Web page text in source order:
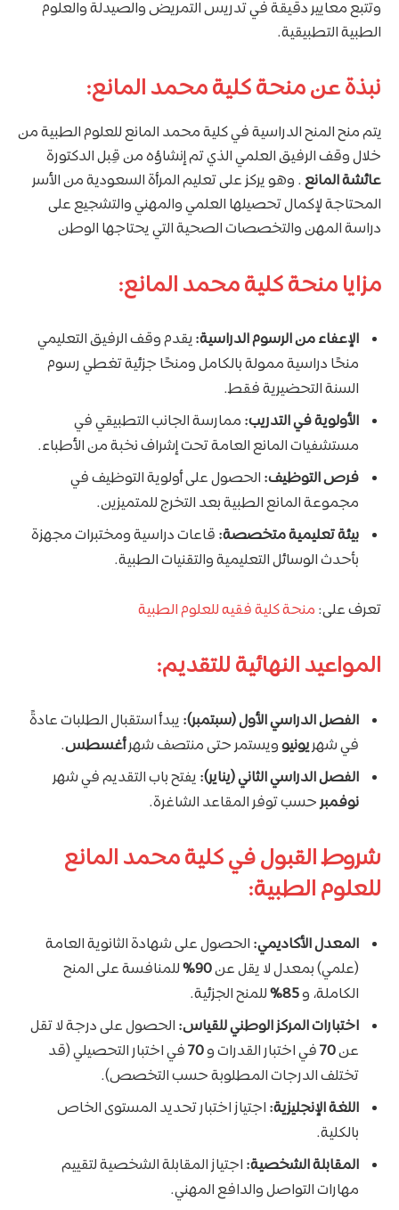
وتتبع معايير دقيقة في تدريس التمريض والصيدلة والعلوم
الطبية التطبيقية.
نبذة عن منحة كلية محمد المانع:
يتم منح المنح الدراسية في كلية محمد المانع للعلوم الطبية من
خلال وقف الرفيق العلمي الذي تم إنشاؤه من قِبل الدكتورة
عائشة المانع. وهو يركز على تعليم المرأة السعودية من الأسر
المحتاجة لإكمال تحصيلها العلمي والمهني والتشجيع على
دراسة المهن والتخصصات الصحية التي يحتاجها الوطن
مزايا منحة كلية محمد المانع:
الإعفاء من الرسوم الدراسية:يقدم وقف الرفيق التعليمي
منحًا دراسية ممولة بالكامل ومنحًا جزئية تغطي رسوم
السنة التحضيرية فقط.
الأولوية في التدريب: ممارسة الجانب التطبيقي في
مستشفيات المانع العامة تحت إشراف نخبة من الأطباء.
فرص التوظيف: الحصول على أولوية التوظيف في
مجموعة المانع الطبية بعد التخرج للمتميزين.
بيئة تعليمية متخصصة: قاعات دراسية ومختبرات مجهزة
بأحدث الوسائل التعليمية والتقنيات الطبية.
تعرف على: منحة كلية فقيه للعلوم الطبية
المواعيد النهائية للتقديم:
الفصل الدراسي الأول (سبتمبر): يبدأ استقبال الطلبات عادةً
في شهريونيوويستمر حتى منتصف شهرأغسطس.
الفصل الدراسي الثاني (يناير): يفتح باب التقديم في شهر
نوفمبرحسب توفر المقاعد الشاغرة.
شروط القبول في كلية محمد المانع
للعلوم الطبية:
المعدل الأكاديمي: الحصول على شهادة الثانوية العامة
(علمي) بمعدل لا يقل عن90%
للمنافسة على المنح
الكاملة، و85%
للمنح الجزئية.
اختبارات المركز الوطني للقياس: الحصول على درجة لا تقل
عن70في اختبار القدرات و70في اختبار التحصيلي (قد
تختلف الدرجات المطلوبة حسب التخصص).
اللغة الإنجليزية: اجتياز اختبار تحديد المستوى الخاص
بالكلية.
المقابلة الشخصية: اجتياز المقابلة الشخصية لتقييم
مهارات التواصل والدافع المهني.